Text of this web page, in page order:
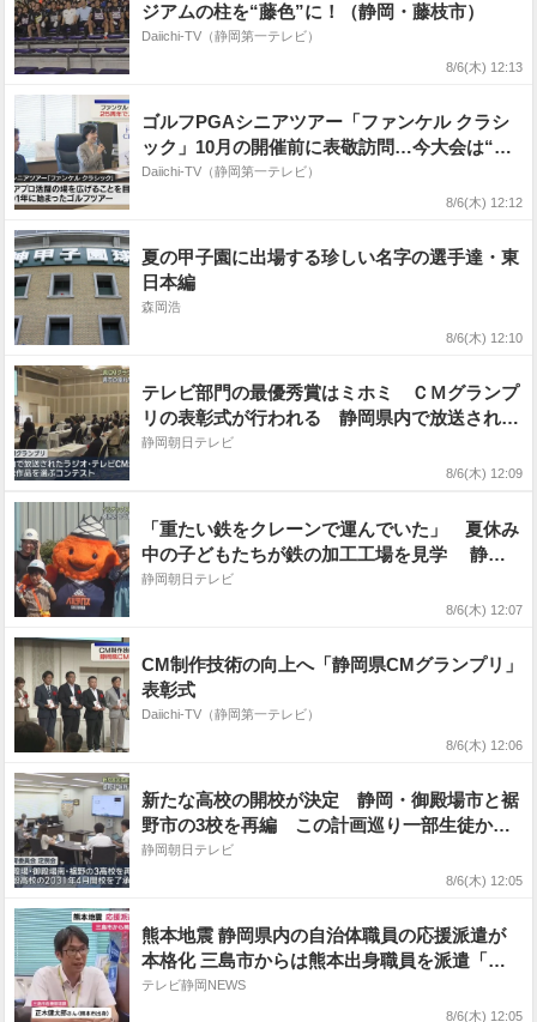
ジアムの柱を“藤色”に！（静岡・藤枝市）
Daiichi-TV（静岡第一テレビ）
8/6(木) 12:13
ゴルフPGAシニアツアー「ファンケル クラシ
ック」10月の開催前に表敬訪問…今大会は“入
場無料”に（静岡・裾野市）
Daiichi-TV（静岡第一テレビ）
8/6(木) 12:12
夏の甲子園に出場する珍しい名字の選手達・東
日本編
森岡浩
8/6(木) 12:10
テレビ部門の最優秀賞はミホミ ＣＭグランプ
リの表彰式が行われる 静岡県内で放送された
ラジオやテレビＣＭの優秀作品を選出
静岡朝日テレビ
8/6(木) 12:09
「重たい鉄をクレーンで運んでいた」 夏休み
中の子どもたちが鉄の加工工場を見学 静岡
市清水区
静岡朝日テレビ
8/6(木) 12:07
CM制作技術の向上へ「静岡県CMグランプリ」
表彰式
Daiichi-TV（静岡第一テレビ）
8/6(木) 12:06
新たな高校の開校が決定 静岡・御殿場市と裾
野市の3校を再編 この計画巡り一部生徒から
の反発で仮移転を延期した経緯
静岡朝日テレビ
8/6(木) 12:05
熊本地震 静岡県内の自治体職員の応援派遣が
本格化 三島市からは熊本出身職員を派遣「故
郷のために」
テレビ静岡NEWS
8/6(木) 12:05